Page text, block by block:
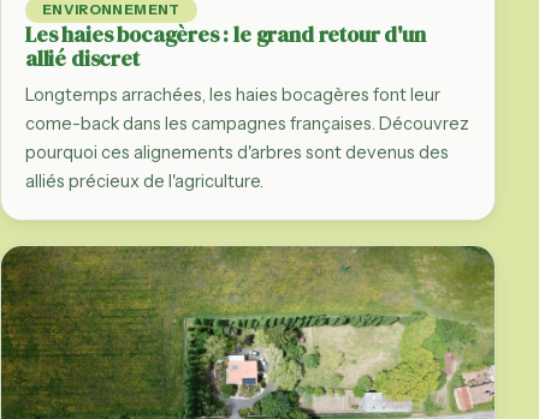
ENVIRONNEMENT
Les haies bocagères : le grand retour d'un
allié discret
Longtemps arrachées, les haies bocagères font leur
come-back dans les campagnes françaises. Découvrez
pourquoi ces alignements d'arbres sont devenus des
alliés précieux de l'agriculture.